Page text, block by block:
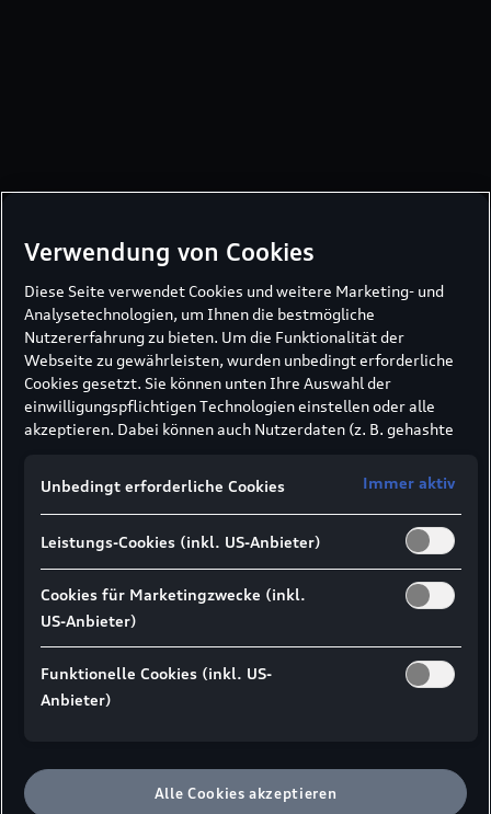
Verwendung von Cookies
Diese Seite verwendet Cookies und weitere Marketing- und
Analysetechnologien, um Ihnen die bestmögliche
Nutzererfahrung zu bieten. Um die Funktionalität der
Webseite zu gewährleisten, wurden unbedingt erforderliche
Cookies gesetzt. Sie können unten Ihre Auswahl der
einwilligungspflichtigen Technologien einstellen oder alle
akzeptieren. Dabei können auch Nutzerdaten (z. B. gehashte
Formularabsendung) an unsere Partner (z. B. Google)
übermittelt werden, um die Nutzung der Website zu
analysieren, den Erfolg von Werbekampagnen zu messen und
Werbung an Ihre Interessen anzupassen.
Hinweis gemäß Art. 49 Abs. 1 lit. a DSGVO zur
Datenübermittlung:Für Marketing- und
Leistungstechnologien setzen wir u. a. Dienste von Google (z.
kann nicht ausgeschlossen werden, dass Google Ireland
personenbezogene Daten an Google LLC in den USA
weitergibt. In den USA besteht kein der EU gleichwertiges
Rechtsdurchsetzung, möglicher Behördenzugriff).Wenn Sie
Marketing- oder Leistungstechnologien zulassen,
Unbedingt erforderliche Cookies Immer aktiv
Leistungs-Cookies (inkl. US-Anbieter)
Cookies für Marketingzwecke (inkl.
US-Anbieter)
Funktionelle Cookies (inkl. US-
Anbieter)
Alle Cookies akzeptieren